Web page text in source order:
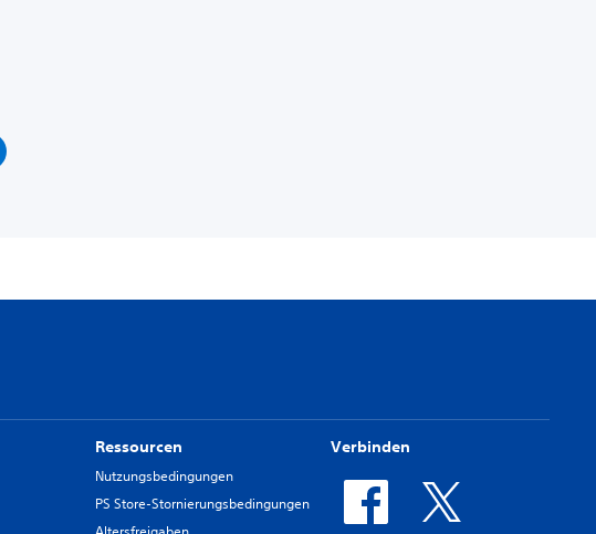
Ressourcen
Nutzungsbedingungen
PS Store-Stornierungsbedingungen
Verbinden